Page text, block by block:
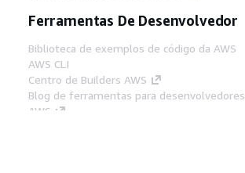
Ferramentas De Desenvolvedor
Biblioteca de exemplos de código da AWS
AWS CLI
Centro de Builders AWS
Blog de ferramentas para
AWS